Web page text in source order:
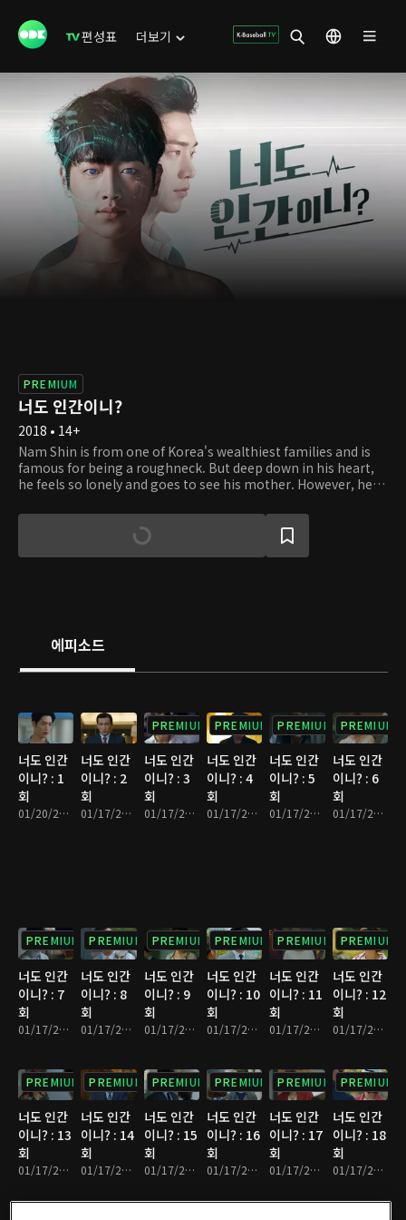
편성표 더보기
PREMIUM
너도 인간이니?
2018 • 14+
Nam Shin is from one of Korea's wealthiest families and is
famous for being a roughneck. But deep down in his heart,
he feels so lonely and goes to see his mother. However, he
like him. Nam Shin gets in an accident, and the AI robot,
Namsin \u2162, takes his place and gets out to the world.
While doing so, he meets So Bong, Nam Shin's personal
에피소드
너도 인간
이니? : 1
회
01/20/2023 • 34분
너도 인간
이니? : 2
회
01/17/2025 • 29분
PREMIUM
너도 인간
이니? : 3
회
01/17/2025 • 35분
PREMIUM
너도 인간
이니? : 4
회
01/17/2025 • 27분
PREMIUM
너도 인간
이니? : 5
회
01/17/2025 • 32분
PREMIUM
너도 인간
이니? : 6
회
01/17/2025 • 32분
PREMIUM
너도 인간
이니? : 7
회
01/17/2025 • 31분
PREMIUM
너도 인간
이니? : 8
회
01/17/2025 • 32분
PREMIUM
너도 인간
이니? : 9
회
01/17/2025 • 30분
PREMIUM
너도 인간
이니? : 10
회
01/17/2025 • 33분
PREMIUM
너도 인간
이니? : 11
회
01/17/2025 • 31분
PREMIUM
너도 인간
이니? : 12
회
01/17/2025 • 31분
PREMIUM
너도 인간
이니? : 13
회
01/17/2025 • 32분
PREMIUM
너도 인간
이니? : 14
회
01/17/2025 • 29분
PREMIUM
너도 인간
이니? : 15
회
01/17/2025 • 32분
PREMIUM
너도 인간
이니? : 16
회
01/17/2025 • 28분
PREMIUM
너도 인간
이니? : 17
회
01/17/2025 • 31분
PREMIUM
너도 인간
이니? : 18
회
01/17/2025 • 30분